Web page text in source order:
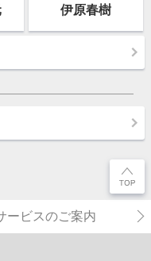
伊原春樹
ービスのご案内